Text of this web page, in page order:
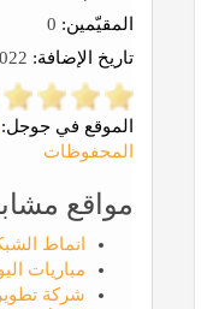
المقيّمين:
تاريخ الإضافة:
الموقع في جوجل:
المحفوظات
مواقع
انماط
مباريات
شركة